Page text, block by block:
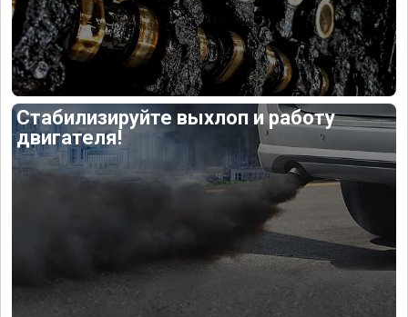
Стабилизируйте выхлоп и работу
двигателя!